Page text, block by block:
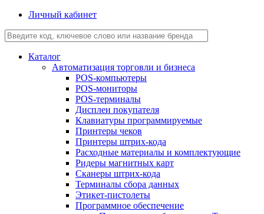
Личный кабинет
Каталог
Автоматизация торговли и бизнеса
POS-компьютеры
POS-мониторы
POS-терминалы
Дисплеи покупателя
Клавиатуры программируемые
Принтеры чеков
Принтеры штрих-кода
Расходные материалы и комплектующие
Ридеры магнитных карт
Сканеры штрих-кода
Терминалы сбора данных
Этикет-пистолеты
Программное обеспечение